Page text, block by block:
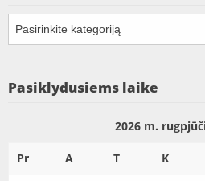
Kategorijos
Pasiklydusiems laike
2026 m.
Pr A T K